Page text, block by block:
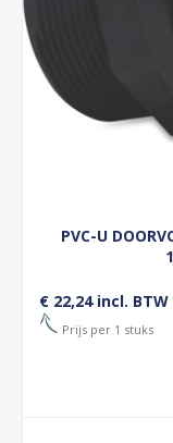
PVC-U
€ 22,24 incl. BTW
Prijs per 1 stuks